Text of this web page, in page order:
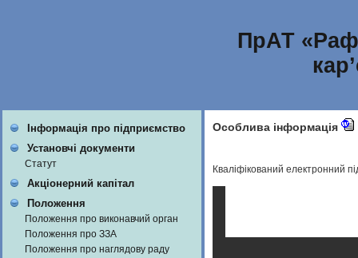
ПрАТ
Інформація про підприємство
Установчі документи
Статут
Акціонерний капітал
Положення
Положення про виконавчий орган
Положення про ЗЗА
Положення про наглядову раду
Особлива інформація
Кваліфікований електронний